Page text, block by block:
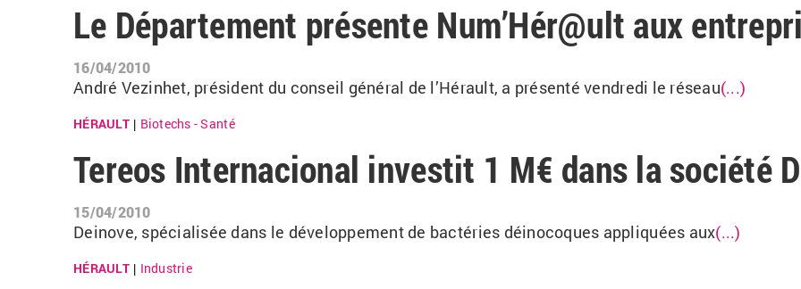
Le Département présente Num’Hér@ult aux
16/04/2010
André Vezinhet, président du conseil général de l’Hérault, a présenté vendredi le réseau(...)
HÉRAULT| Biotechs - Santé
Tereos Internacional investit 1 M€ dans la société
15/04/2010
Deinove, spécialisée dans le développement de bactéries déinocoques appliquées aux(...)
HÉRAULT| Industrie